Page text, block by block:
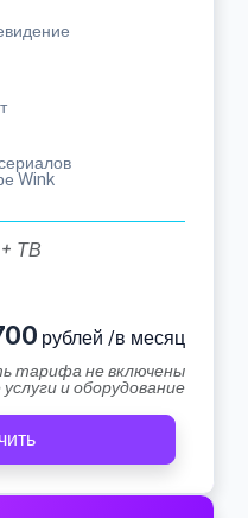
Wink
ТВ
рублей /в месяц
тарифа не включены
и оборудование